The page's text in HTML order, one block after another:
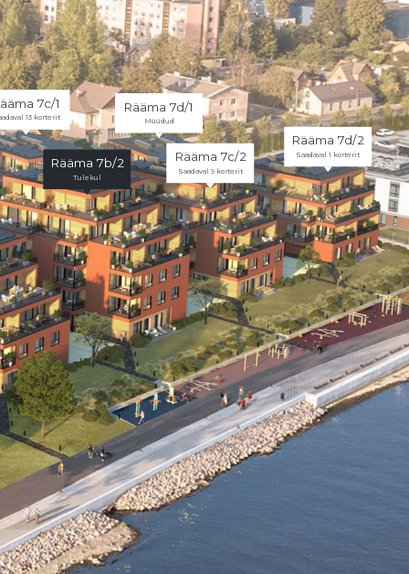
Rääma 7d/1
Müüdud
Rääma 7d/2
Saadaval 1 korterit
7c/1
13 korterit
Rääma 7c/2
Saadaval 9 korterit
Rääma 7b/2
Tulekul